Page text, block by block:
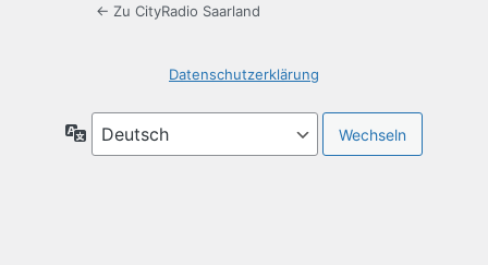
← Zu CityRadio Saarland
Datenschutzerklärung
Sprache